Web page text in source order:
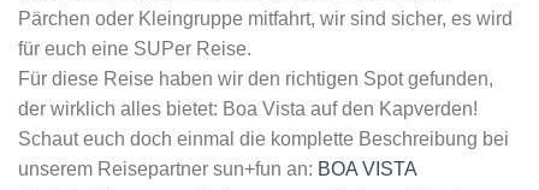
Pärchen oder Kleingruppe mitfahrt, wir sind sicher, es wird
für euch eine SUPer Reise.
Für diese Reise haben wir den richtigen Spot gefunden,
der wirklich alles bietet: Boa Vista auf den Kapverden!
Schaut euch doch einmal die komplette Beschreibung bei
unserem Reisepartner sun+fun an: BOA VISTA